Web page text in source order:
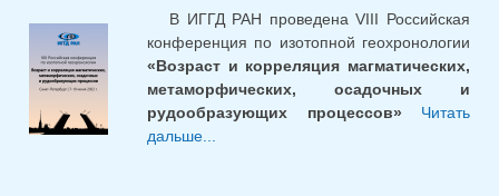
В ИГГД РАН проведена VIII Российская
конференция по изотопной геохронологии
«Возраст и корреляция магматических,
метаморфических, осадочных и
рудообразующих процессов»
Читать
дальше...